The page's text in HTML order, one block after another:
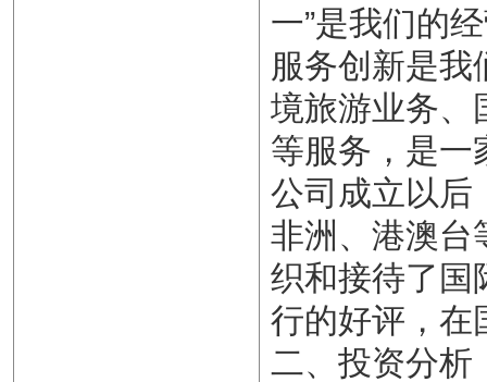
一”是我们的
服务创新是我
境旅游业务、
等服务，是一
公司成立以后
非洲、港澳台
织和接待了国
行的好评，在
二、投资分析